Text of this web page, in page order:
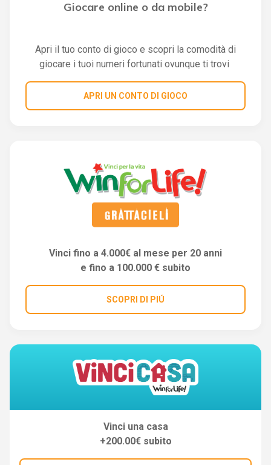
Giocare online o da mobile?
Apri il tuo conto di gioco e scopri la comodità di
giocare i tuoi numeri fortunati ovunque ti trovi
APRI UN CONTO DI GIOCO
Vinci fino a 4.000€ al mese per 20 anni
e fino a 100.000 € subito
SCOPRI DI PIÚ
Vinci una casa
+200.00€ subito